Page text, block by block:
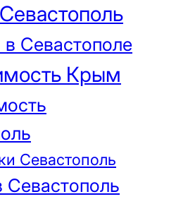
Севастополе
Крым
Севастополь
Севастополь